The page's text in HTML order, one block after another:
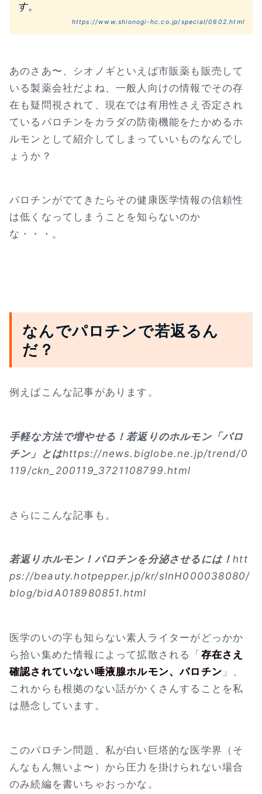
す。
https://www.shionogi-hc.co.jp/special/0602.html
あのさあ〜、シオノギといえば市販薬も販売して
いる製薬会社だよね、一般人向けの情報でその存
在も疑問視されて、現在では有用性さえ否定され
ているパロチンをカラダの防衛機能をたかめるホ
ルモンとして紹介してしまっていいものなんでし
ょうか？
パロチンがでてきたらその健康医学情報の信頼性
は低くなってしまうことを知らないのか
な・・・。
なんでパロチンで若返るん
だ？
例えばこんな記事があります。
手軽な方法で増やせる！若返りのホルモン「パロ
チン」とはhttps://news.biglobe.ne.jp/trend/0
119/ckn_200119_3721108799.html
さらにこんな記事も。
若返りホルモン！パロチンを分泌させるには！htt
ps://beauty.hotpepper.jp/kr/slnH000038080/
blog/bidA018980851.html
医学のいの字も知らない素人ライターがどっかか
ら拾い集めた情報によって拡散される「 存在さえ
確認されていない唾液腺ホルモン、パロチン 」、
これからも根拠のない話がかくさんすることを私
は懸念しています。
このパロチン問題、私が白い巨塔的な医学界（そ
んなもん無いよ〜）から圧力を掛けられない場合
のみ続編を書いちゃおっかな。